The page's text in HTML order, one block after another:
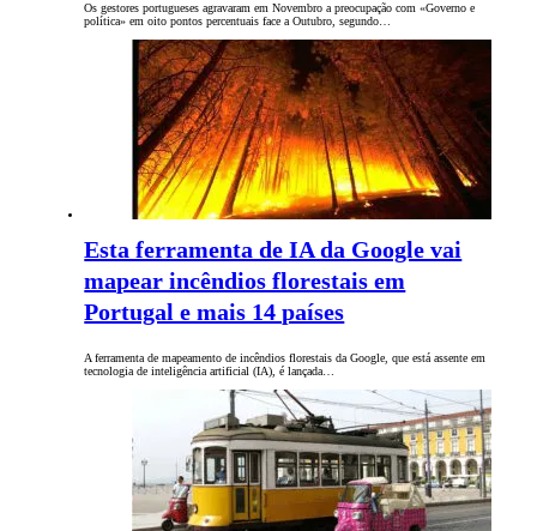
Os gestores portugueses agravaram em Novembro a preocupação com «Governo e
política» em oito pontos percentuais face a Outubro, segundo…
Esta ferramenta de IA da Google vai
mapear incêndios florestais em
Portugal e mais 14 países
A ferramenta de mapeamento de incêndios florestais da Google, que está assente em
tecnologia de inteligência artificial (IA), é lançada…